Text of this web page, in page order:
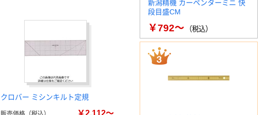
クロバー ミシンキルト定規
￥2,112～
新潟精機 カーペンターミニ 快
段目盛CM
￥792～ （税込）